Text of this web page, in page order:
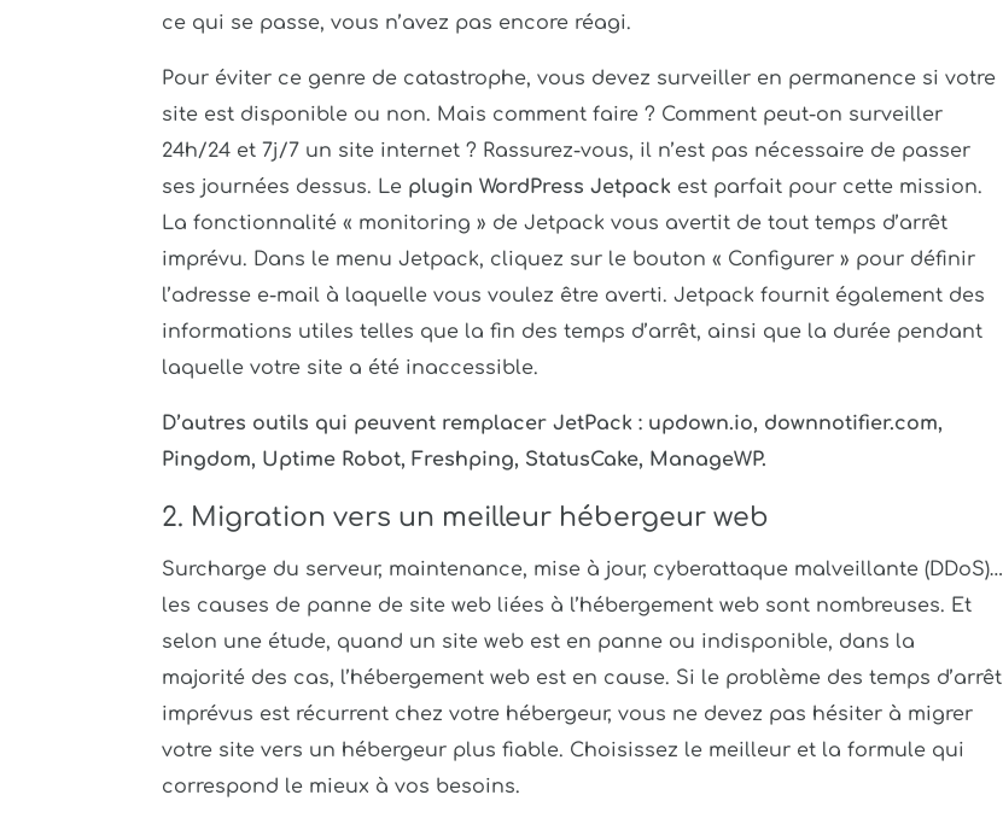
ce qui se passe, vous n’avez pas encore réagi.
Pour éviter ce genre de catastrophe, vous devez surveiller en permanence si votre
site est disponible ou non. Mais comment faire ? Comment peut-on surveiller
24h/24 et 7j/7 un site internet ? Rassurez-vous, il n’est pas nécessaire de passer
ses journées dessus. Le plugin WordPress Jetpack est parfait pour cette mission.
La fonctionnalité « monitoring » de Jetpack vous avertit de tout temps d’arrêt
imprévu. Dans le menu Jetpack, cliquez sur le bouton « Configurer » pour définir
l’adresse e-mail à laquelle vous voulez être averti. Jetpack fournit également des
informations utiles telles que la fin des temps d’arrêt, ainsi que la durée pendant
laquelle votre site a été inaccessible.
D’autres outils qui peuvent remplacer JetPack : updown.io, downnotifier.com,
Pingdom, Uptime Robot, Freshping, StatusCake, ManageWP.
2. Migration vers un meilleur hébergeur web
Surcharge du serveur, maintenance, mise à jour, cyberattaque malveillante (DDoS)…
les causes de panne de site web liées à l’hébergement web sont nombreuses. Et
selon une étude, quand un site web est en panne ou indisponible, dans la
majorité des cas, l’hébergement web est en cause. Si le problème des temps d’arrêt
imprévus est récurrent chez votre hébergeur, vous ne devez pas hésiter à migrer
votre site vers un hébergeur plus fiable. Choisissez le meilleur et la formule qui
correspond le mieux à vos besoins.